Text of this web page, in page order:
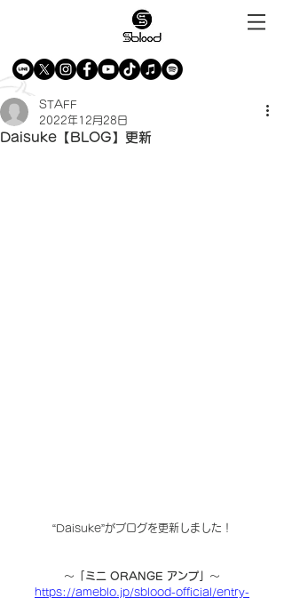
Daisuke【BLOG】更新
STAFF
2022年12月28日
“Daisuke”がブログを更新しました！
〜 「ミニ ORANGE アンプ」 〜
https://ameblo.jp/sblood-official/entry-